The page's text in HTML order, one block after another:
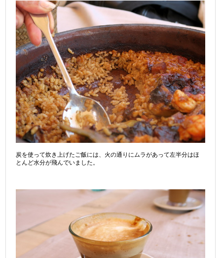
炭を使って炊き上げたご飯には、火の通りにムラがあって左半分はほ
とんど水分が飛んでいました。